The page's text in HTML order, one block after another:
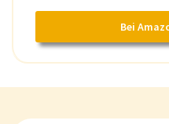
Bei